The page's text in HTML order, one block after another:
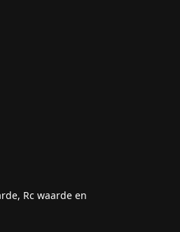
Rc waarde en